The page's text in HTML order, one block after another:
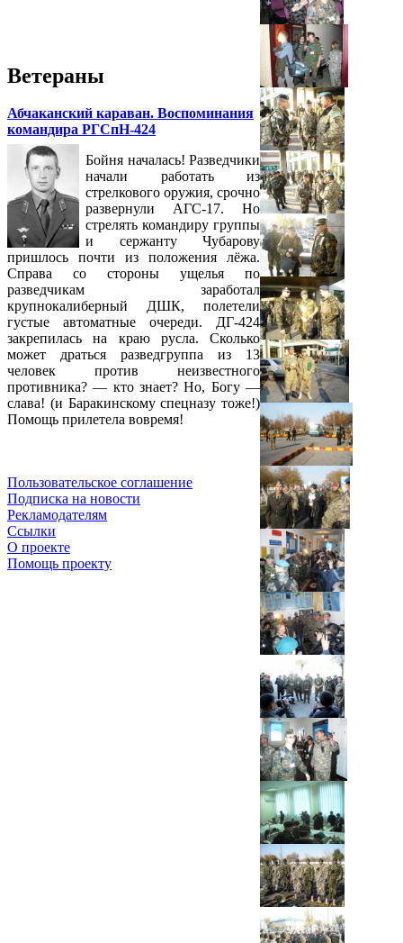
Ветераны
Абчаканский караван. Воспоминания
командира РГСпН-424
Бойня началась! Разведчики
начали работать из
стрелкового оружия, срочно
развернули АГС-17. Но
стрелять командиру группы
и сержанту Чубарову
пришлось почти из положения лёжа.
Справа со стороны ущелья по
разведчикам заработал
крупнокалиберный ДШК, полетели
густые автоматные очереди. ДГ-424
закрепилась на краю русла. Сколько
может драться разведгруппа из 13
человек против неизвестного
противника? — кто знает? Но, Богу —
слава! (и Баракинскому спецназу тоже!)
Помощь прилетела вовремя!
Пользовательское соглашение
Подписка на новости
Рекламодателям
Ссылки
О проекте
Помощь проекту